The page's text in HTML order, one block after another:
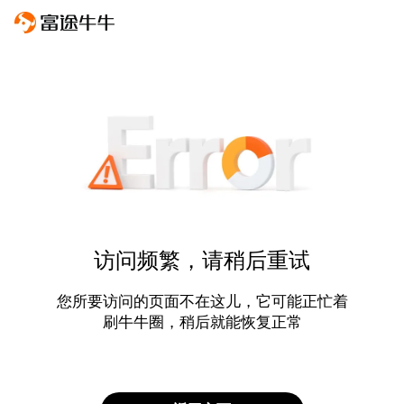
访问频繁，请稍后重试
您所要访问的页面不在这儿，它可能正忙着
刷牛牛圈，稍后就能恢复正常